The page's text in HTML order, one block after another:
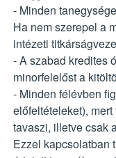
- Minden
Ha nem szerepel a
intézeti
- A szabad kredites
minorfelelőst a
- Minden félévben
előfeltételeket),
tavaszi, illetve csak
Ezzel kapcsolatban